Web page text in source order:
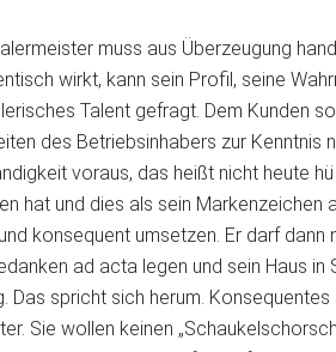
muss aus Überzeugung
wirkt, kann sein Profil, seine
Talent gefragt. Dem Kunden
des Betriebsinhabers zur Kenntnis
voraus, das heißt nicht heute
hat und dies als sein Markenzeichen
konsequent umsetzen. Er darf dann
ad acta legen und sein Haus in
Das spricht sich herum. Konsequentes
Sie wollen keinen